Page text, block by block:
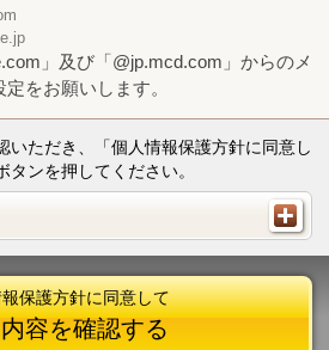
」及び「@jp.mcd.com」からのメ
をお願いします。
いただき、「個人情報保護方針に同意し
ンを押してください。
保護方針に同意して
容を確認する